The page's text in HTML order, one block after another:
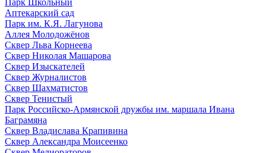
Парк Школьный
Аптекарский сад
Парк им. К.Я. Лагунова
Аллея Молодожёнов
Сквер Льва Корнеева
Сквер Николая Машарова
Сквер Изыскателей
Сквер Журналистов
Сквер Шахматистов
Сквер Тенистый
Парк Российско-Армянской дружбы им. маршала Ивана
Баграмяна
Сквер Владислава Крапивина
Сквер Александра Моисеенко